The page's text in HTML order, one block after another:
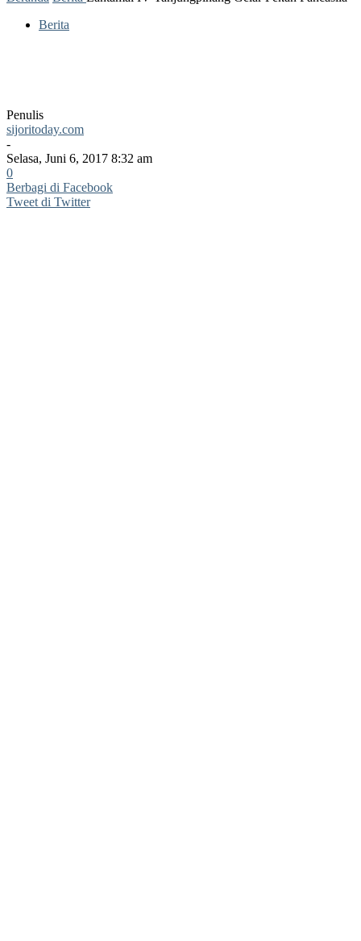
Berita
Penulis
sijoritoday.com
-
Selasa, Juni 6, 2017 8:32 am
0
Berbagi di Facebook
Tweet di Twitter